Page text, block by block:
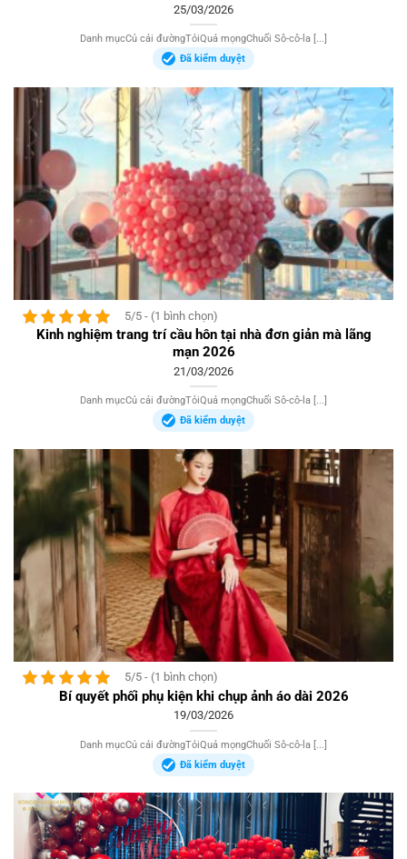
25/03/2026
Danh mụcCủ cải đườngTỏiQuả mọngChuối Sô-cô-la [...]
Đã kiểm duyệt
5/5 - (1 bình chọn)
Kinh nghiệm trang trí cầu hôn tại nhà đơn giản mà lãng
mạn 2026
21/03/2026
Danh mụcCủ cải đườngTỏiQuả mọngChuối Sô-cô-la [...]
Đã kiểm duyệt
5/5 - (1 bình chọn)
Bí quyết phối phụ kiện khi chụp ảnh áo dài 2026
19/03/2026
Danh mụcCủ cải đườngTỏiQuả mọngChuối Sô-cô-la [...]
Đã kiểm duyệt